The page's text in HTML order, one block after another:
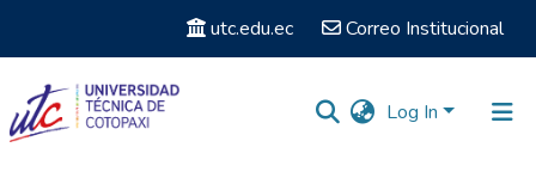
utc.edu.ec Correo Institucional
Log In